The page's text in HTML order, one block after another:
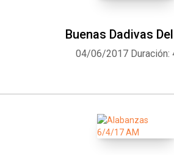
Buenas Dadivas
04/06/2017 Duración: